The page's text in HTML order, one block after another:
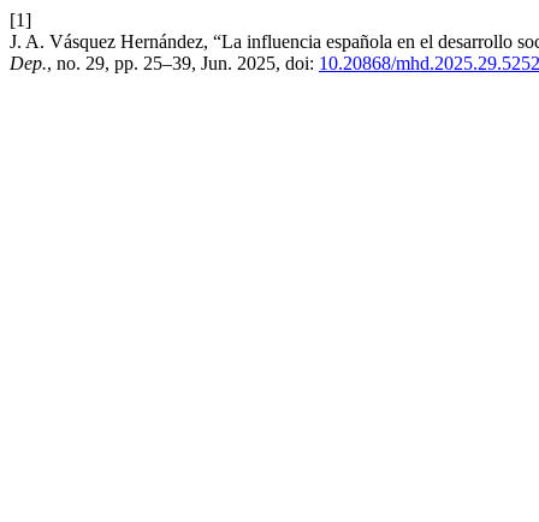
[1]
J. A. Vásquez Hernández, “La influencia española en el desarrollo
Dep., no. 29, pp. 25–39, Jun. 2025, doi: 10.20868/mhd.2025.29.5252